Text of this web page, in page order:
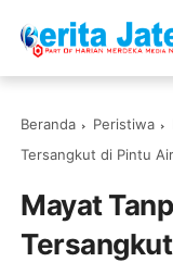
Beranda Peristiwa
Tersangkut di Pintu
Mayat